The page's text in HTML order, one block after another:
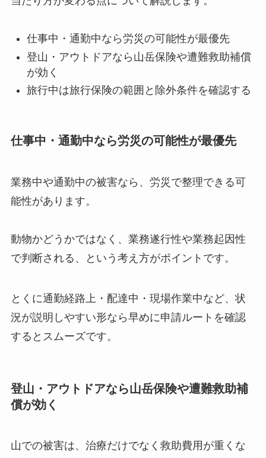
仕事中・通勤中なら労災の可能性が最優先
登山・アウトドアなら山岳保険や遭難救助補償
が効く
旅行中は旅行保険の範囲と除外条件を確認する
仕事中・通勤中なら労災の可能性が最優先
業務中や通勤中の被害なら、労災で整理できる可
能性があります。
動物かどうかではなく、業務遂行性や業務起因性
で判断される、という考え方がポイントです。
とくに通勤経路上・配達中・現場作業中など、状
況が説明しやすい形なら早めに申請ルートを確認
するとスムーズです。
登山・アウトドアなら山岳保険や遭難救助補
償が効く
山での被害は、治療だけでなく救助費用が重くな